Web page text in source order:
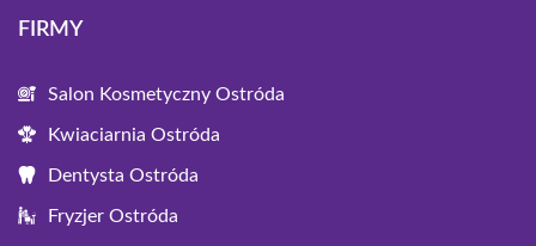
FIRMY
Salon Kosmetyczny Ostróda
Kwiaciarnia Ostróda
Dentysta Ostróda
Fryzjer Ostróda